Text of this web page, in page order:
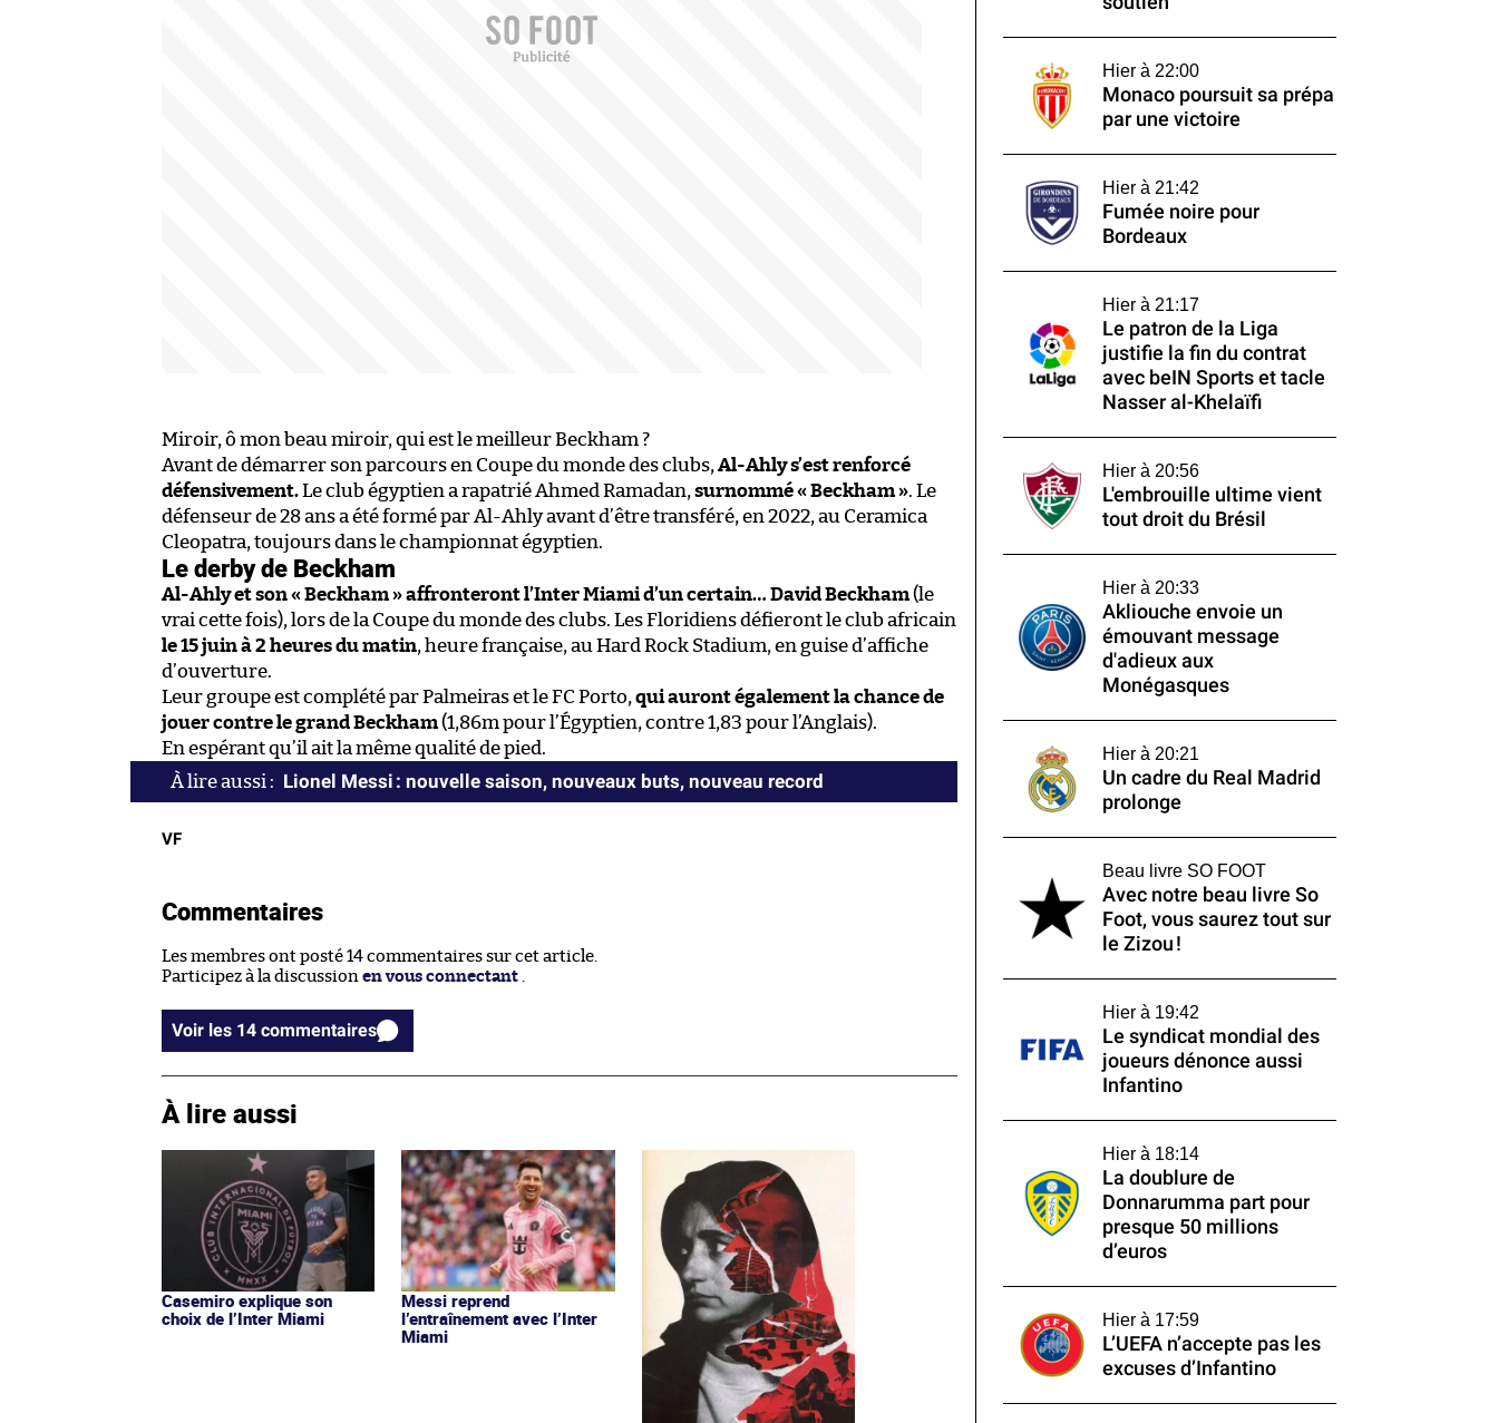
Miroir, ô mon beau miroir, qui est le meilleur Beckham ?
Avant de démarrer son parcours en Coupe du monde des clubs, Al-Ahly s’est renforcé
défensivement.Le club égyptien a rapatrié Ahmed Ramadan, surnommé « Beckham ». Le
défenseur de 28 ans a été formé par Al-Ahly avant d’être transféré, en 2022, au Ceramica
Cleopatra, toujours dans le championnat égyptien.
Le derby de Beckham
Al-Ahly et son « Beckham » affronteront l’Inter Miami d’un certain… David Beckham(le
vrai cette fois), lors de la Coupe du monde des clubs. Les Floridiens défieront le club africain
le 15 juin à 2 heures du matin, heure française, au Hard Rock Stadium, en guise d’affiche
d’ouverture.
Leur groupe est complété par Palmeiras et le FC Porto, qui auront également la chance de
jouer contre le grand Beckham(1,86m pour l’Égyptien, contre 1,83 pour l’Anglais).
En espérant qu’il ait la même qualité de pied.
Lionel Messi : nouvelle saison, nouveaux buts, nouveau record
VF
Commentaires
Les membres ont posté 14 commentaires sur cet article.
Participez à la discussion en vous connectant
Voir les 14 commentaires
À lire aussi
Casemiro explique son
choix de l’Inter Miami
Messi reprend
l’entraînement avec l’Inter
Miami
Hier à 22:00
Monaco poursuit sa prépa
par une victoire
Hier à 21:42
Fumée noire pour
Bordeaux
Hier à 21:17
Le patron de la Liga
justifie la fin du contrat
avec beIN Sports et tacle
Nasser al-Khelaïfi
Hier à 20:56
L'embrouille ultime vient
tout droit du Brésil
Hier à 20:33
Akliouche envoie un
émouvant message
d'adieux aux
Monégasques
Hier à 20:21
Un cadre du Real Madrid
prolonge
Beau livre SO FOOT
Avec notre beau livre So
Foot, vous saurez tout sur
le Zizou !
Hier à 19:42
Le syndicat mondial des
joueurs dénonce aussi
Infantino
Hier à 18:14
La doublure de
Donnarumma part pour
presque 50 millions
d’euros
Hier à 17:59
L’UEFA n’accepte pas les
excuses d’Infantino